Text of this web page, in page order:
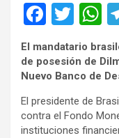
F
ce
b
o
o
T
wi
tt
er
h
s
A
p
El mandatario
de posesión de
Nuevo Banco de
El presidente de
contra el Fondo
instituciones